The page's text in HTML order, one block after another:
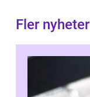
Fler nyheter